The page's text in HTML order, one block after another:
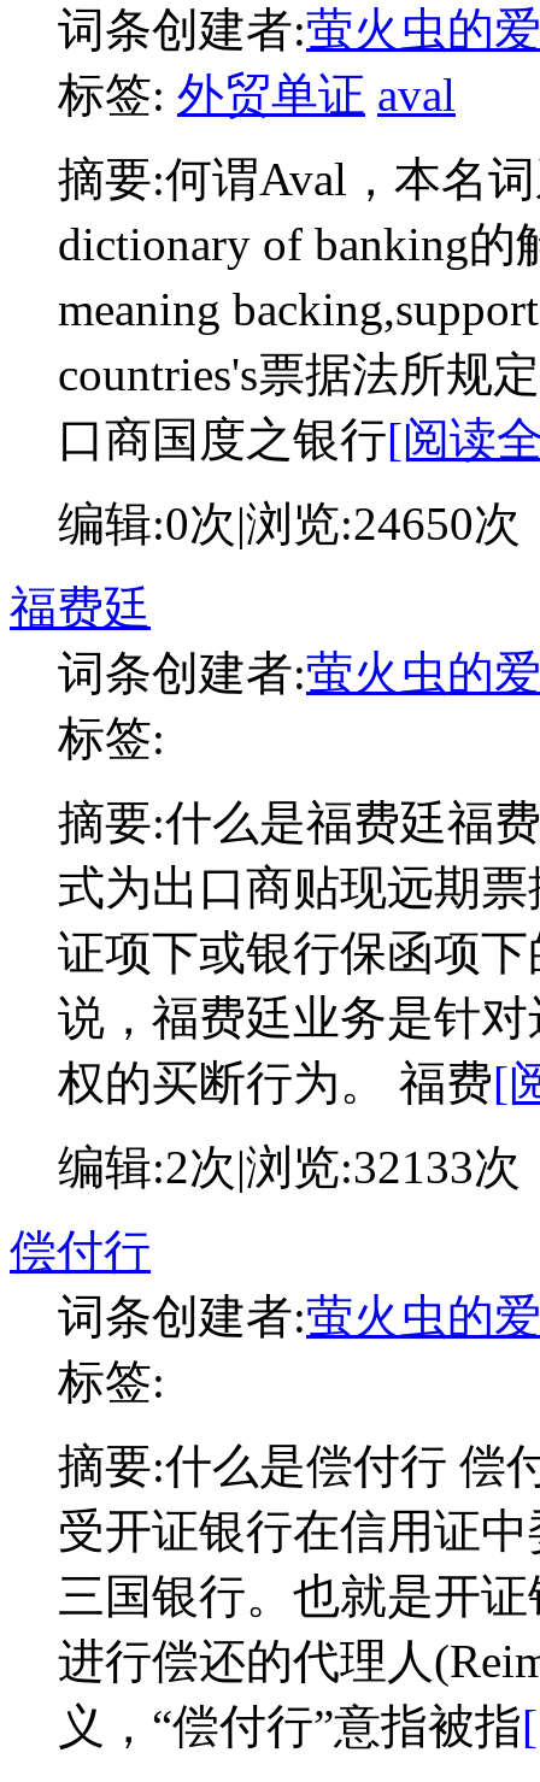
词条创建者:萤火虫的
标签: 外贸单证 aval
摘要:何谓Aval，本名
dictionary of banking的
meaning
countries's票据法所规
口商国度之银行[阅读
编辑:0次|浏览:24650次
福费廷
词条创建者:萤火虫的
标签:
摘要:什么是福费廷福
式为出口商贴现远期
证项下或银行保函项
说，福费廷业务是针
权的买断行为。 福费[
编辑:2次|浏览:32133次
偿付行
词条创建者:萤火虫的
标签:
摘要:什么是偿付行 偿
受开证银行在信用证
三国银行。也就是开
进行偿还的代理人
义，“偿付行”意指被指